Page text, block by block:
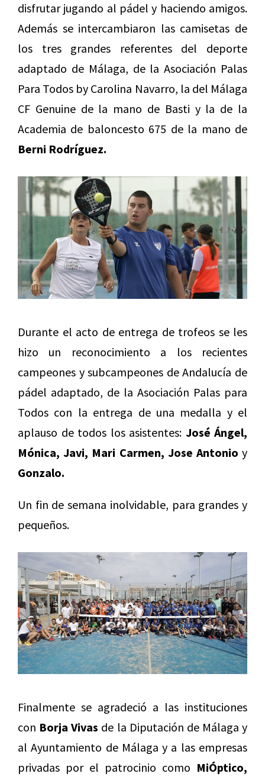
disfrutar jugando al pádel y haciendo amigos.
Además se intercambiaron las camisetas de
los tres grandes referentes del deporte
adaptado de Málaga, de la Asociación Palas
Para Todos by Carolina Navarro, la del Málaga
CF Genuine de la mano de Basti y la de la
Academia de baloncesto 675 de la mano de
Berni Rodríguez.
Durante el acto de entrega de trofeos se les
hizo un reconocimiento a los recientes
campeones y subcampeones de Andalucía de
pádel adaptado, de la Asociación Palas para
Todos con la entrega de una medalla y el
aplauso de todos los asistentes: José Ángel,
Mónica, Javi, Mari Carmen, Jose Antonio y
Gonzalo.
Un fin de semana inolvidable, para grandes y
pequeños.
Finalmente se agradeció a las instituciones
con Borja Vivas de la Diputación de Málaga y
al Ayuntamiento de Málaga y a las empresas
privadas por el patrocinio como MiÓptico,